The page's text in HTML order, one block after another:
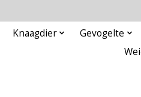
Knaagdier Gevogelte